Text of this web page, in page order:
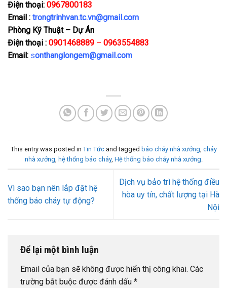
Điện thoại: 0967800183
Email : trongtrinhvan.tc.vn@gmail.com
Phòng Kỹ Thuật – Dự Án
Điện thoại : 0901468889 – 0963554883
Email: sonthanglongem@gmail.com
This entry was posted in Tin Tứcand tagged báo cháy nhà xưởng cháy
nhà xưởng hệ thống báo cháy, Hệ thống báo cháy nhà xưởng
Vì sao bạn nên lắp đặt hệ
thống báo cháy tự động?
Dịch vụ bảo trì hệ thống điều
hòa uy tín, chất lượng tại Hà
Nội
Để lại một bình luận
Email của bạn sẽ không được hiển thị công khai. Các
trường bắt buộc được đánh dấu *